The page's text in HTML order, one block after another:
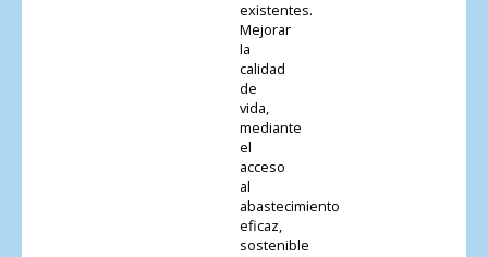
existentes.
Mejorar
la
calidad
de
vida,
mediante
el
acceso
al
abastecimiento
eficaz,
sostenible